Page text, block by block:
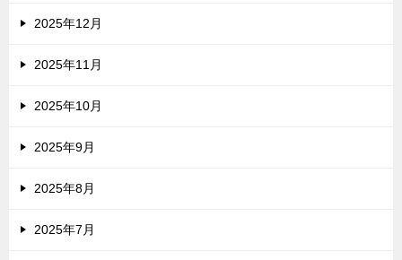
2025年12月
2025年11月
2025年10月
2025年9月
2025年8月
2025年7月